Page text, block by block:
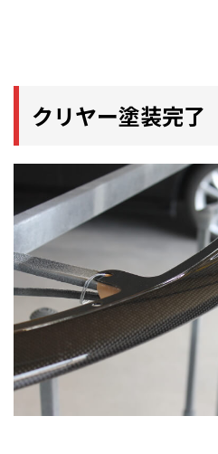
クリヤー塗装完了